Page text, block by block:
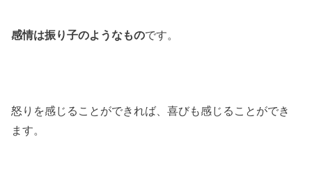
感情は振り子のようなものです。
怒りを感じることができれば、喜びも感じることができ
ます。